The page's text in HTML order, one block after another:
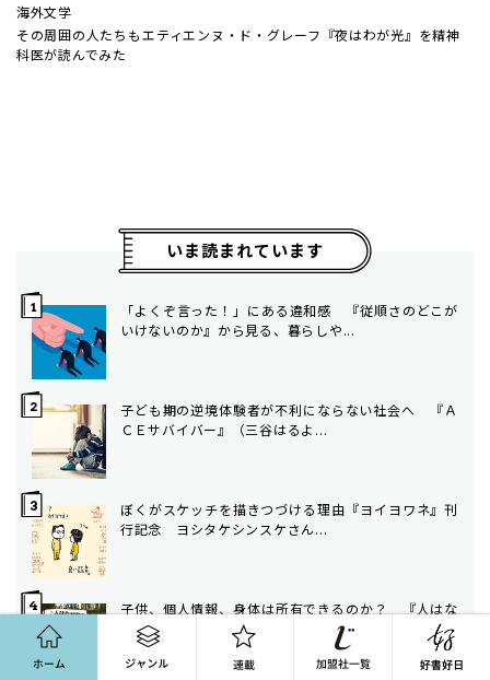
海外文学
その周囲の人たちも――エティエンヌ・ド・グレーフ『夜はわが光』を精神
科医が読んでみた
いま読まれています
「よくぞ言った！」にある違和感 『従順さのどこが
いけないのか』から見る、暮らしや...
子ども期の逆境体験者が不利にならない社会へ ――『Ａ
ＣＥサバイバー』（三谷はるよ...
ぼくがスケッチを描きつづける理由――『ヨイヨワネ』刊
行記念 ヨシタケシンスケさん...
子供、個人情報、身体は所有できるのか？ 『人はな
ぜ物を欲しがるのか』が揺さぶる「...